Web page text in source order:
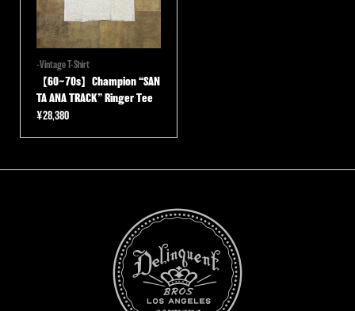
-Vintage T-Shirt
【60~70s】Champion “SAN
TA ANA TRACK” Ringer Tee
¥28,380